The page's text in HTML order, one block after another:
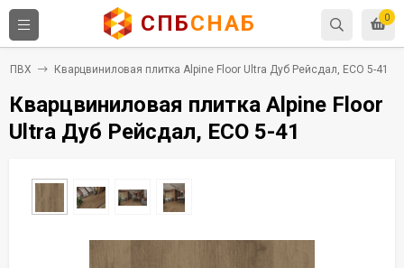
0
СПБСНАБ
ПВХ Кварцвиниловая плитка Alpine Floor Ultra Дуб Рейсдал, ЕСО 5-41
Кварцвиниловая плитка Alpine Floor
Ultra Дуб Рейсдал, ЕСО 5-41